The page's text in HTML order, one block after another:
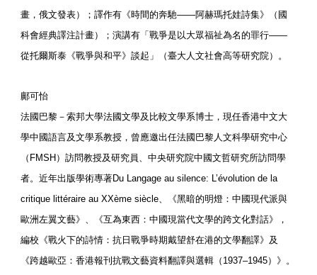
畫，俄文發表）；譯作有《時間的奔馳——阿赫瑪托娃詩集》（國
科會經典譯注計畫）；演講有「戰爭是以大眾福祉為名的罪行——
從托爾斯泰《戰爭與和平》談起」（臺大人文社會高等研究院）。
鄺可怡
法國巴黎－索邦大學法國文學及比較文學系博士，現任香港中文大
學中國語言及文學系教授，曾應邀出任法國巴黎人文科學研究中心
（FMSH）訪問教授及研究員、中央研究院中國文哲研究所訪問學
者。近年出版學術專著Du Langage au silence: L’évolution de la
critique littéraire au XXème siècle、《黑暗的明燈：中國現代派與
歐洲左翼文藝》、《互為東西：中國現當代文學的跨文化對話》，
編校《戰火下的詩情：抗日戰爭時期戴望舒在港的文學翻譯》及
《跨越歐亞：香港報刊抗戰文藝資料翻譯與選輯（1937–1945）》。